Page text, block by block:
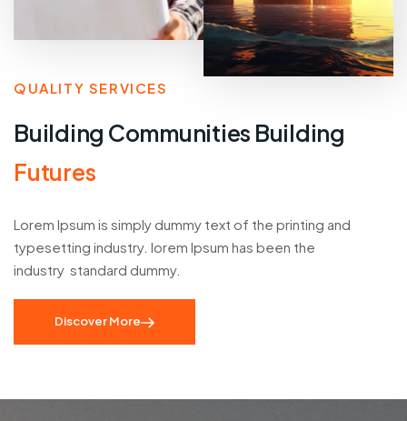
QUALITY SERVICES
Building Communities Building
Futures
Lorem Ipsum is simply dummy text of the printing and
typesetting industry. lorem Ipsum has been the
industry standard dummy.
Discover More